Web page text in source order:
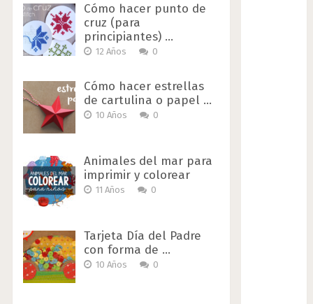
Cómo hacer punto de
cruz (para
principiantes) …
12 Años 0
Cómo hacer estrellas
de cartulina o papel …
10 Años 0
Animales del mar para
imprimir y colorear
11 Años 0
Tarjeta Día del Padre
con forma de …
10 Años 0